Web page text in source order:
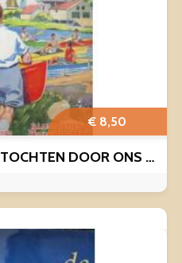
€ 8,50
PLAATJES BOEK ZWERFTOCHTEN DOOR ONS LAND NOORD-HOLLAND.